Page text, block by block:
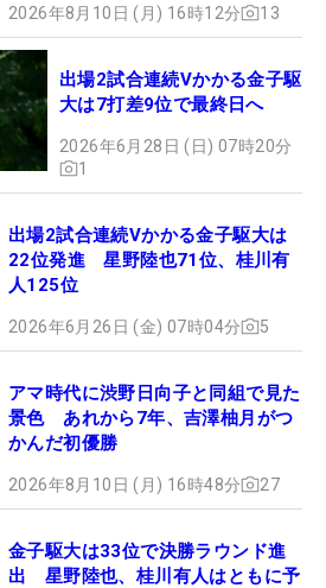
2026年8月10日 (月) 16時12分 13
出場2試合連続Vかかる金子駆
大は7打差9位で最終日へ
2026年6月28日 (日) 07時20分
1
出場2試合連続Vかかる金子駆大は
22位発進 星野陸也71位、桂川有
人125位
2026年6月26日 (金) 07時04分 5
アマ時代に渋野日向子と同組で見た
景色 あれから7年、吉澤柚月がつ
かんだ初優勝
2026年8月10日 (月) 16時48分 27
金子駆大は33位で決勝ラウンド進
出 星野陸也、桂川有人はともに予